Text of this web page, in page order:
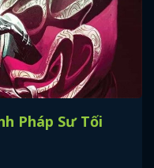
Pháp Sư Tối